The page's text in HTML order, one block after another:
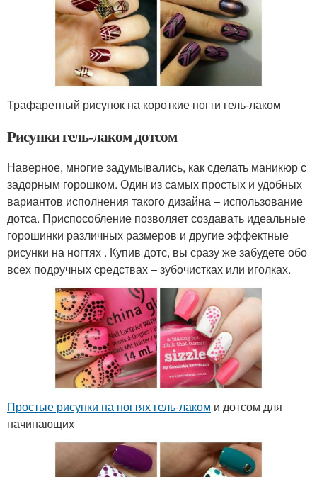
Трафаретный рисунок на короткие ногти гель-лаком
Рисунки гель-лаком дотсом
Наверное, многие задумывались, как сделать маникюр с
задорным горошком. Один из самых простых и удобных
вариантов исполнения такого дизайна – использование
дотса. Приспособление позволяет создавать идеальные
горошинки различных размеров и другие эффектные
рисунки на ногтях . Купив дотс, вы сразу же забудете обо
всех подручных средствах – зубочистках или иголках.
Простые рисунки на ногтях гель-лаком и дотсом для
начинающих